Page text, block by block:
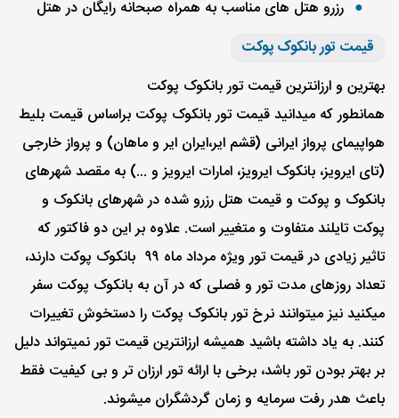
رزرو هتل های مناسب به همراه صبحانه رایگان در هتل
قیمت تور بانکوک پوکت
بهترین و ارزانترین قیمت تور بانکوک پوکت
همانطور که میدانید قیمت تور بانکوک پوکت براساس قیمت بلیط
هواپیمای پرواز ایرانی (قشم ایر،ایران ایر و ماهان) و پرواز خارجی
(تای ایرویز، بانکوک ایرویز، امارات ایرویز و ...) به مقصد شهرهای
بانکوک و پوکت و قیمت هتل رزرو شده در شهرهای بانکوک و
پوکت تایلند متفاوت و متغییر است. علاوه بر این دو فاکتور که
تاثیر زیادی در قیمت تور ویژه مرداد ماه ۹۹ بانکوک پوکت دارند،
تعداد روزهای مدت تور و فصلی که در آن به بانکوک پوکت سفر
میکنید نیز میتوانند نرخ تور بانکوک پوکت را دستخوش تغییرات
کنند. به یاد داشته باشید همیشه ارزانترین قیمت تور نمیتواند دلیل
بر بهتر بودن تور باشد، برخی با ارائه تور ارزان تر و بی کیفیت فقط
باعث هدر رفت سرمایه و زمان گردشگران میشوند.